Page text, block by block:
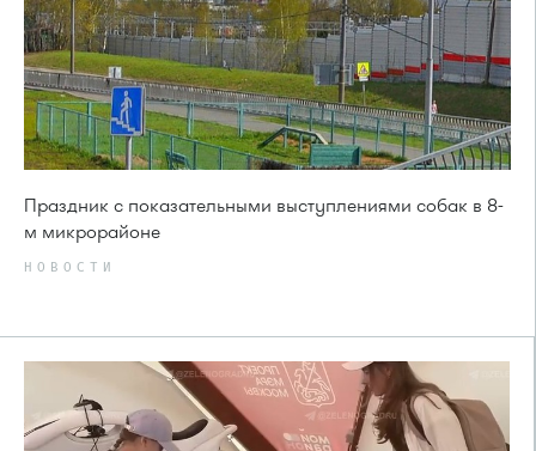
Праздник с показательными выступлениями собак в 8-
м микрорайоне
НОВОСТИ